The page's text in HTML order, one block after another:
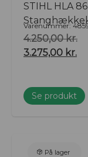
STIHL HLA
Varenummer:
4.250,00kr.
3.275,00 kr.
Se produkt
På lager